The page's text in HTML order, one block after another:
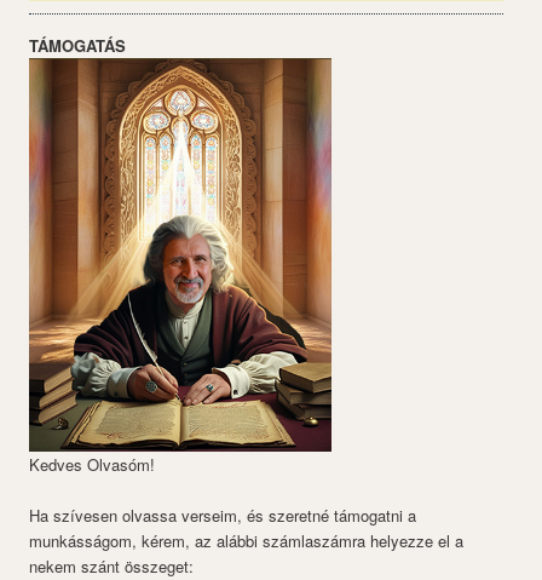
TÁMOGATÁS
Kedves Olvasóm!
Ha szívesen olvassa verseim, és szeretné támogatni a
munkásságom, kérem, az alábbi számlaszámra helyezze el a
nekem szánt összeget: